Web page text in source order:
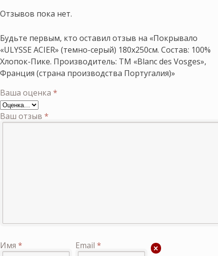
Отзывов пока нет.
Будьте первым, кто оставил отзыв на «Покрывало
«ULYSSE ACIER» (темно-серый) 180х250см. Состав: 100%
Хлопок-Пике. Производитель: ТМ «Blanc des Vosges»,
Франция (страна производства Португалия)»
Ваша оценка *
Ваш отзыв *
Имя * Email *